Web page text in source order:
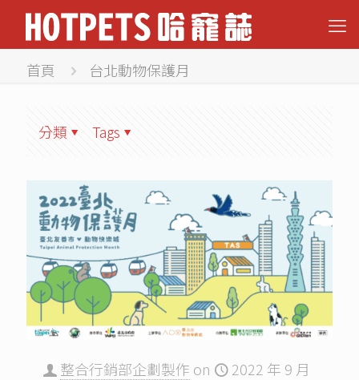
首頁 台北動物保護月
分類 Tags
整合行銷部企劃製作 on
2022 年 9 月